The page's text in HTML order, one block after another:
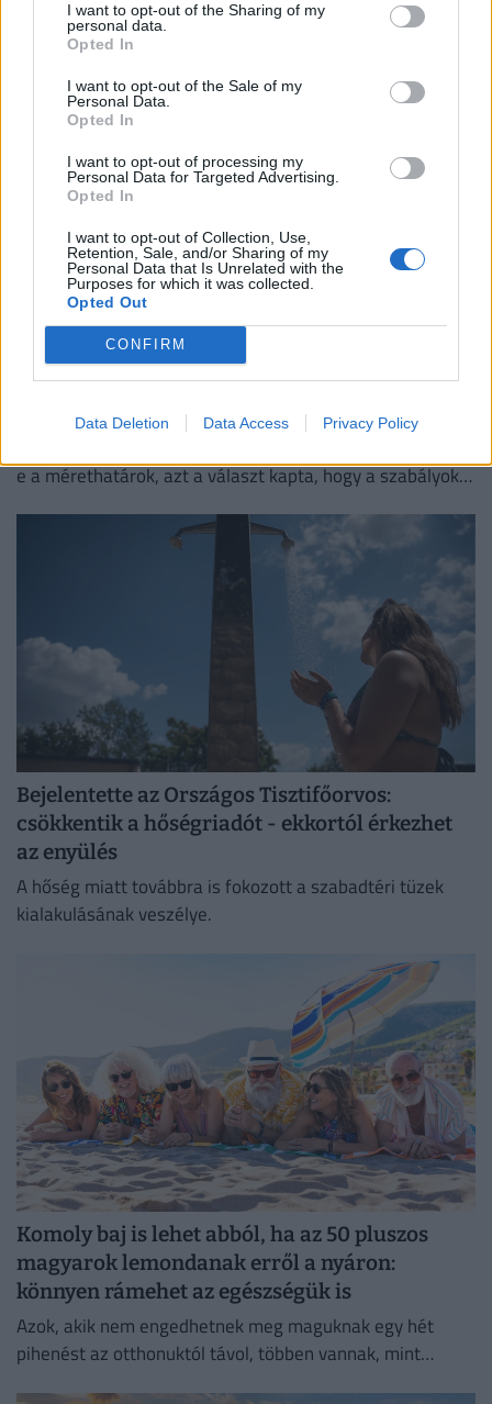
I want to opt-out of the Sharing of my
personal data.
Opted In
I want to opt-out of the Sale of my
Personal Data.
Opted In
I want to opt-out of processing my
Personal Data for Targeted Advertising.
Opted In
I want to opt-out of Collection, Use,
Retention, Sale, and/or Sharing of my
Personal Data that Is Unrelated with the
Purposes for which it was collected.
Opted Out
CONFIRM
Data Deletion Data Access Privacy Policy
Olcsó törökországi utazást szeretnél? Mutatjuk, melyik
hónapok kedveznek a pénztárcának, és mikor biztosabb a
Vérlázító incidens a Ryanair járatán: ezzel az
indokkal próbál plusz pénzt lehúzni az
utasokról a társaság - rengetegen kiakadtak
e a mérethatárok, azt a választ kapta, hogy a szabályok
Bejelentette az Országos Tisztifőorvos:
csökkentik a hőségriadót - ekkortól érkezhet
az enyülés
A hőség miatt továbbra is fokozott a szabadtéri tüzek
kialakulásának veszélye.
Komoly baj is lehet abból, ha az 50 pluszos
magyarok lemondanak erről a nyáron:
könnyen rámehet az egészségük is
Azok, akik nem engedhetnek meg maguknak egy hét
pihenést az otthonuktól távol, többen vannak, mint